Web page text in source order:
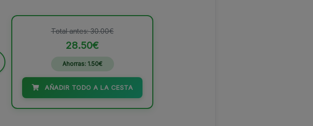
Total antes: 30.00€
28.50€
Ahorras: 1.50€
AÑADIR TODO A LA CESTA